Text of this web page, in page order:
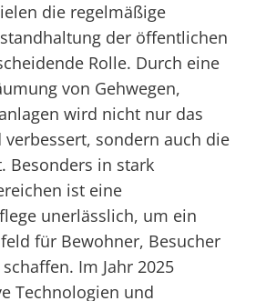
die regelmäßige
der öffentlichen
Rolle. Durch eine
von Gehwegen,
wird nicht nur das
verbessert, sondern auch die
Besonders in stark
ist eine
unerlässlich, um ein
für Bewohner, Besucher
Im Jahr 2025
Technologien und